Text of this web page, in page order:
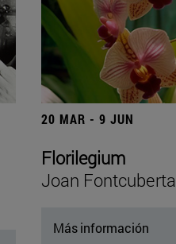
20 MAR - 9 JUN
Florilegium
Joan Fontcuberta
Más información